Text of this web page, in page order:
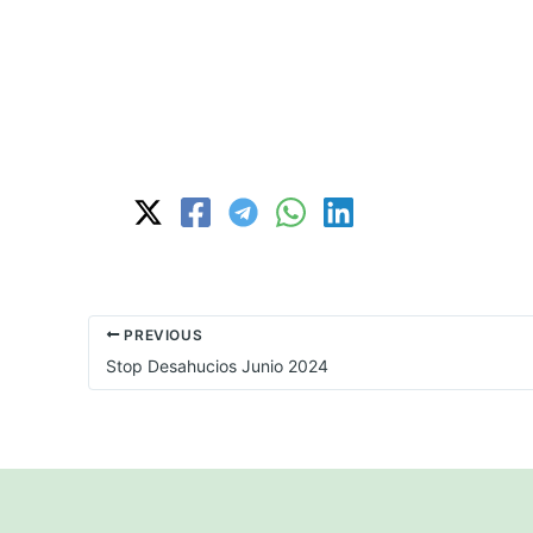
PREVIOUS
Stop Desahucios Junio 2024